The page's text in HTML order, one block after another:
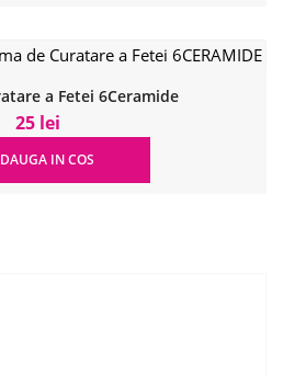
a Fetei 6Ceramide
25 lei
IN COS